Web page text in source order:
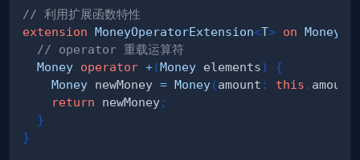
// 利用扩展函数特性
extension MoneyOperatorExtension<T> on Money
// operator 重载运算符
Money operator +(Money elements)
{
Money newMoney = Money(amount : this .
return newMoney;
}
}